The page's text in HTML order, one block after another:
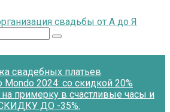
свадебных платьев
Mondo 2024: со скидкой 20%
примерку в счастливые часы и
ДО -35%.